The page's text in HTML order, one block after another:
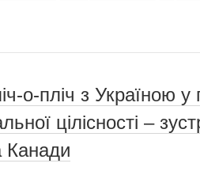
о-пліч з Україною
цілісності –
Канади